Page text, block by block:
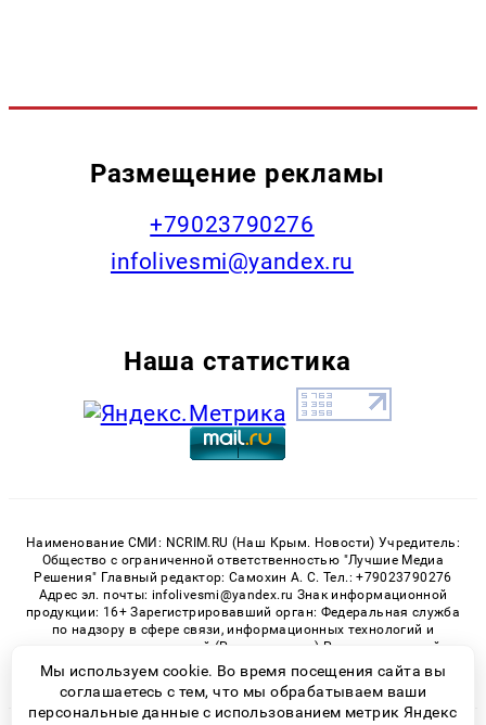
Размещение рекламы
+79023790276
infolivesmi@yandex.ru
Наша статистика
Наименование СМИ: NCRIM.RU (Наш Крым. Новости) Учредитель:
Общество с ограниченной ответственностью "Лучшие Медиа
Решения" Главный редактор: Самохин А. С. Тел.: +79023790276
Адрес эл. почты: infolivesmi@yandex.ru Знак информационной
продукции: 16+ Зарегистрировавший орган: Федеральная служба
по надзору в сфере связи, информационных технологий и
массовых коммуникаций (Роскомнадзор) Регистрационный
номер СМИ ЭЛ № ФС 77 - 81150 от 02.06.2021
Мы используем cookie. Во время посещения сайта вы
соглашаетесь с тем, что мы обрабатываем ваши
персональные данные с использованием метрик Яндекс